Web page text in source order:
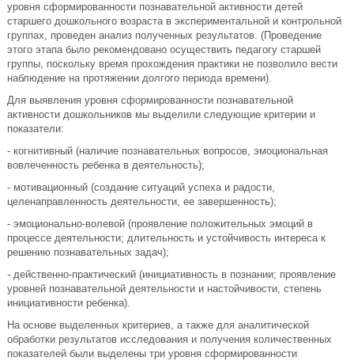
уровня сформированности познавательной активности детей
старшего дошкольного возраста в экспериментальной и контрольной
группах, проведен анализ полученных результатов. (Проведение
этого этапа было рекомендовано осуществить педагогу старшей
группы, поскольку время прохождения практики не позволило вести
наблюдение на протяжении долгого периода времени).
Для выявления уровня сформированности познавательной
активности дошкольников мы выделили следующие критерии и
показатели:
- когнитивный (наличие познавательных вопросов, эмоциональная
вовлеченность ребенка в деятельность);
- мотивационный (создание ситуаций успеха и радости,
целенаправленность деятельности, ее завершенность);
- эмоционально-волевой (проявление положительных эмоций в
процессе деятельности; длительность и устойчивость интереса к
решению познавательных задач);
- действенно-практический (инициативность в познании; проявление
уровней познавательной деятельности и настойчивости, степень
инициативности ребенка).
На основе выделенных критериев, а также для аналитической
обработки результатов исследования и получения количественных
показателей были выделены три уровня сформированности